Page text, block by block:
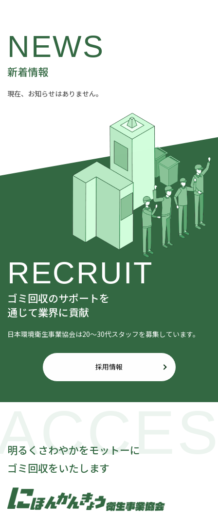
NEWS
新着情報
現在、お知らせはありません。
RECRUIT
ゴミ回収のサポートを
通じて業界に貢献
日本環境衛生事業協会は20〜30代スタッフを募集しています。
採用情報
明るくさわやかをモットーに
ゴミ回収をいたします